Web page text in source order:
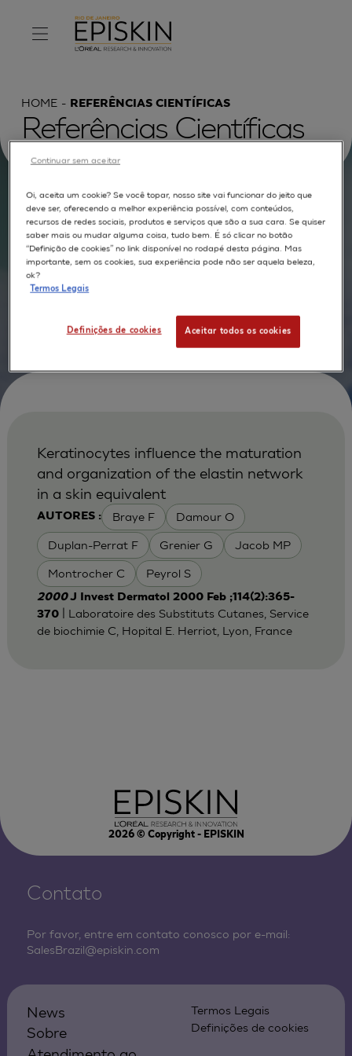
HOME REFERÊNCIAS CIENTÍFICAS
Referências Científicas
Procurar por :
TEXTO COMPLETO MODELOS APLICAÇÕES
AUTORES
AUTORES : Braye F Damour O
Duplan-Perrat F Grenier G Jacob MP
Montrocher C Peyrol S
Keratinocytes influence the maturation
and organization of the elastin network
in a skin equivalent
2000J Invest Dermatol 2000 Feb ;114(2):365-
370| Laboratoire des Substituts Cutanes, Service
de biochimie C, Hopital E. Herriot, Lyon, France
2026© Copyright - EPISKIN
Contato
Por favor, entre em contato conosco por e-mail:
SalesBrazil@episkin.com
News
Sobre
Termos Legais
Definições de cookies
Oi, aceita um cookie? Se você topar, nosso site vai funcionar do jeito que
deve ser, oferecendo a melhor experiência possível, com conteúdos,
recursos de redes sociais, produtos e serviços que são a sua cara. Se quiser
saber mais ou mudar alguma coisa, tudo bem. É só clicar no botão
“Definição de cookies” no link disponível no rodapé desta página. Mas
importante, sem os cookies, sua experiência pode não ser aquela beleza,
ok?
Termos Legais
Definições de cookies Aceitar todos os cookies
Continuar sem aceitar